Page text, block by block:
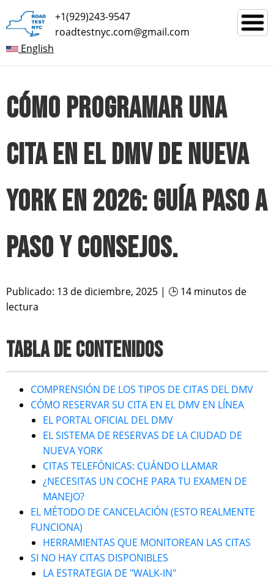
+1(929)243-9547
roadtestnyc.com@gmail.com
English
CÓMO PROGRAMAR UNA
CITA EN EL DMV DE NUEVA
YORK EN 2026: GUÍA PASO A
PASO Y CONSEJOS.
Publicado: 13 de diciembre, 2025 | 🕒 14 minutos de
lectura
TABLA DE CONTENIDOS
COMPRENSIÓN DE LOS TIPOS DE CITAS DEL DMV
CÓMO RESERVAR SU CITA EN EL DMV EN LÍNEA
EL PORTAL OFICIAL DEL DMV
EL SISTEMA DE RESERVAS DE LA CIUDAD DE
NUEVA YORK
CITAS TELEFÓNICAS: CUÁNDO LLAMAR
¿NECESITAS UN COCHE PARA TU EXAMEN DE
MANEJO?
EL MÉTODO DE CANCELACIÓN (ESTO REALMENTE
FUNCIONA)
HERRAMIENTAS QUE MONITOREAN LAS CITAS
SI NO HAY CITAS DISPONIBLES
LA ESTRATEGIA DE "WALK-IN"